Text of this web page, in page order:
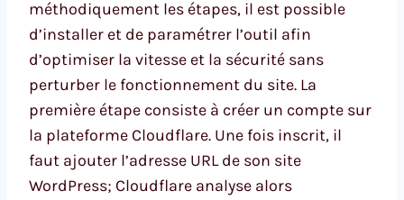
méthodiquement les étapes, il est possible
d’installer et de paramétrer l’outil afin
d’optimiser la vitesse et la sécurité sans
perturber le fonctionnement du site. La
première étape consiste à créer un compte sur
la plateforme Cloudflare. Une fois inscrit, il
faut ajouter l’adresse URL de son site
WordPress; Cloudflare analyse alors